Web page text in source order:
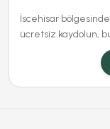
İscehisar
ücretsiz kaydolun,